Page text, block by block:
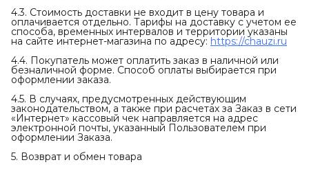
4.3. Стоимость доставки не входит в цену товара и
оплачивается отдельно. Тарифы на доставку с учетом ее
способа, временных интервалов и территории указаны
на сайте интернет-магазина по адресу: https://chauzi.ru
4.4. Покупатель может оплатить заказ в наличной или
безналичной форме. Способ оплаты выбирается при
оформлении заказа.
4.5. В случаях, предусмотренных действующим
законодательством, а также при расчетах за Заказ в сети
«Интернет» кассовый чек направляется на адрес
электронной почты, указанный Пользователем при
оформлении Заказа.
5. Возврат и обмен товара